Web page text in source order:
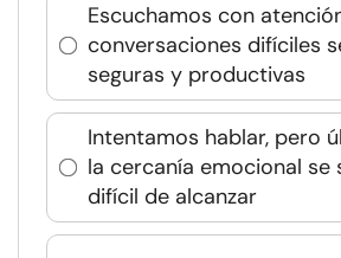
Escuchamos con
conversaciones difíciles
seguras y productivas
Intentamos hablar, pero
la cercanía emocional se
difícil de alcanzar